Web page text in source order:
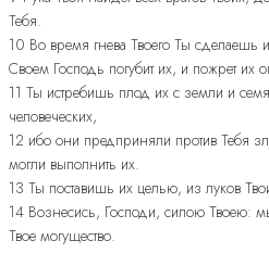
Тебя.
10 Во время гнева Твоего Ты сделаешь
Своем Господь погубит их, и пожрет их
11 Ты истребишь плод их с земли и
человеческих,
12 ибо они предприняли против Тебя
могли выполнить их.
13 Ты поставишь их целью, из луков
14 Вознесись, Господи, силою Твоею:
Твое могущество.